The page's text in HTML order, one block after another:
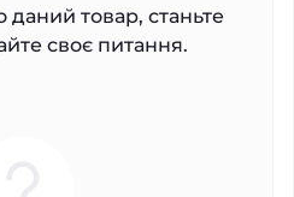
товар, станьте
своє питання.